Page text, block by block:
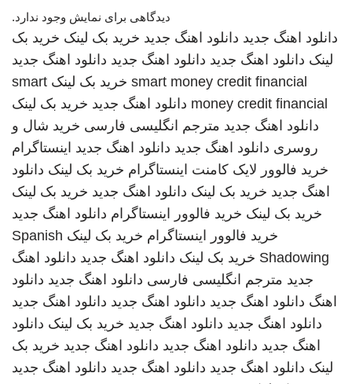
دیدگاهی برای نمایش وجود ندارد.
دانلود اهنگ جدید دانلود اهنگ جدید خرید بک لینک خرید بک
لینک دانلود اهنگ جدید دانلود اهنگ جدید دانلود اهنگ جدید
smart money credit financial خرید بک لینک smart
money credit financial دانلود اهنگ جدید خرید بک لینک
دانلود اهنگ جدید مترجم انگلیسی فارسی خرید شال و
روسری دانلود اهنگ جدید دانلود اهنگ جدید اینستاگرام
خرید فالوور لایک کامنت اینستاگرام خرید بک لینک دانلود
اهنگ جدید خرید بک لینک دانلود اهنگ جدید خرید بک لینک
خرید بک لینک خرید فالوور اینستاگرام دانلود اهنگ جدید
خرید فالوور اینستاگرام خرید بک لینک Spanish
Shadowing خرید بک لینک دانلود اهنگ جدید دانلود اهنگ
جدید مترجم انگلیسی فارسی دانلود اهنگ جدید دانلود
اهنگ دانلود اهنگ جدید دانلود اهنگ جدید دانلود اهنگ جدید
دانلود اهنگ جدید دانلود اهنگ جدید خرید بک لینک دانلود
اهنگ جدید دانلود اهنگ جدید دانلود اهنگ جدید خرید بک
لینک دانلود اهنگ جدید دانلود اهنگ جدید دانلود اهنگ جدید